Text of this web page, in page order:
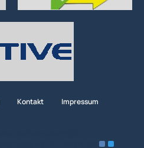
Kontakt Impressum